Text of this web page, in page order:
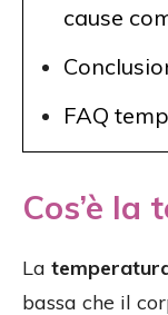
cause
FAQ
Cos’è
La
bassa che il